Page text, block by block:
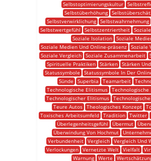
Selbstoptimierungskultur
Selbstüberhöhung
Selbstverwirklichung Selbstwahrnehmung
Selbstwertgefühl
Selbstzentriertheit
Soziale Isolation Soziale
Soziale Medien Und Online-präsenz
Soziale
Soziale Vergleich
Soziale Zusammenarbeit
Spirituelle Praktiken
Stärken
Stärken
Statussymbole
Statussymbole In Der
Sünde
Superbia Teamarbeit
Technologische Elitismus
Technologischer Elitismus
Teure Autos
Theologisches Konzept
Toxisches Arbeitsumfeld Tradition Twitter
Überlegenheitsgefühl
Übermut
Überwindung Von Hochmut
Verbundenheit
Vergleich
Vergleich Und
Verlockungen
Vernetzte Welt Vielfalt
Warnung Werte